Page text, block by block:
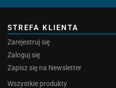
STREFA KLIENTA
Zarejestruj się
Zaloguj się
Zapisz się na Newsletter
Wszystkie produkty